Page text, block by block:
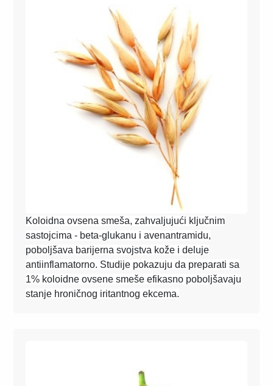
Koloidna ovsena smeša,zahvaljujući ključnim
sastojcima - beta-glukanu i avenantramidu,
poboljšava barijerna svojstva kože i deluje
antiinflamatorno. Studije pokazuju da preparati sa
1% koloidne ovsene smeše efikasno poboljšavaju
stanje hroničnog iritantnog ekcema.